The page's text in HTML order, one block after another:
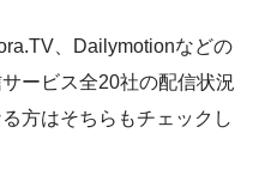
、Dailymotionなどの
ービス全20社の配信状況
方はそちらもチェックし